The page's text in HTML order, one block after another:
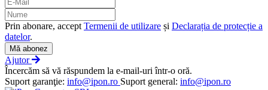
Prin abonare, accept Termenii de utilizare și Declarația de protecție a
datelor.
Mă abonez
Ajutor
Încercăm să vă răspundem la e-mail-uri într-o oră.
Suport garanţie: info@ipon.ro Suport general: info@ipon.ro